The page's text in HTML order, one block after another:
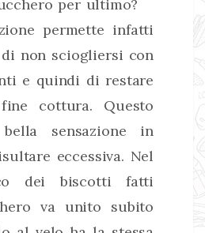
per ultimo?
permette infatti
non sciogliersi con
e quindi di restare
cottura. Questo
sensazione in
eccessiva. Nel
dei biscotti fatti
va unito subito